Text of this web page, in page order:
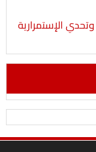
الإستمرارية